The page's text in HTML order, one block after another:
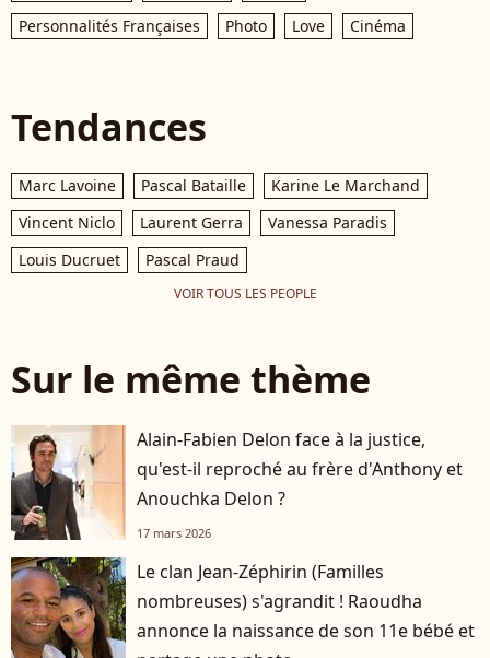
Personnalités Françaises
Photo Love Cinéma
Tendances
Marc Lavoine Pascal Bataille
Karine Le Marchand
Vincent Niclo
Laurent Gerra
Vanessa Paradis
Louis Ducruet
Pascal Praud
VOIR TOUS LES PEOPLE
Sur le même thème
Alain-Fabien Delon face à la justice,
qu'est-il reproché au frère d'Anthony et
Anouchka Delon ?
17 mars 2026
Le clan Jean-Zéphirin (Familles
nombreuses) s'agrandit ! Raoudha
annonce la naissance de son 11e bébé et